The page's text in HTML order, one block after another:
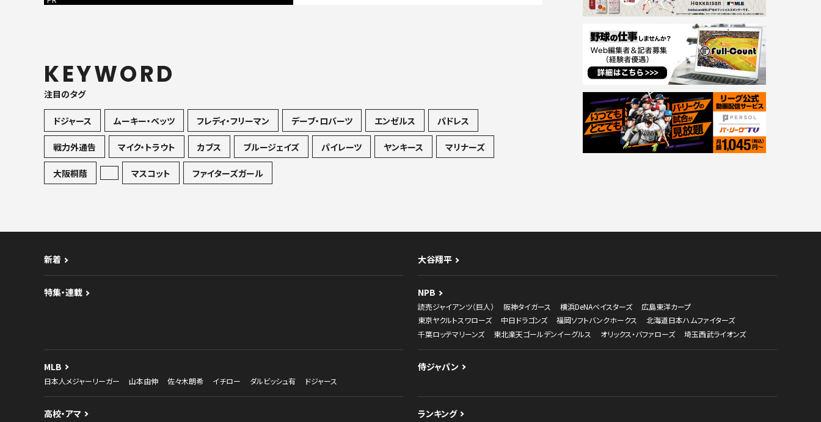
KEYWORD
注目のタグ
ドジャース ムーキー・ベッツ フレディ・フリーマン デーブ・ロバーツ エンゼルス パドレス
戦力外通告 マイク・トラウト カブス ブルージェイズ パイレーツ ヤンキース マリナーズ
大阪桐蔭 マスコット ファイターズガール
新着 大谷翔平
特集・連載 NPB
読売ジャイアンツ（巨人） 阪神タイガース 横浜DeNAベイスターズ
広島東洋カープ
東京ヤクルトスワローズ
中日ドラゴンズ 福岡ソフトバンクホークス
北海道日本ハムファイターズ
千葉ロッテマリーンズ
東北楽天ゴールデンイーグルス オリックス・バファローズ 埼玉西武ライオンズ
MLB
日本人メジャーリーガー 山本由伸 佐々木朗希 イチロー ダルビッシュ有 ドジャース
侍ジャパン
高校・アマ ランキング